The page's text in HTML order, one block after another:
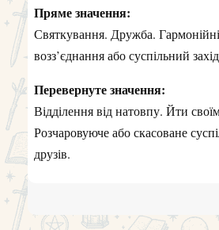
Пряме значення:
Святкування. Дружба.
возз’єднання або суспільний
Перевернуте значення:
Відділення від натовпу. Йти
Розчаровуюче або скасоване
друзів.